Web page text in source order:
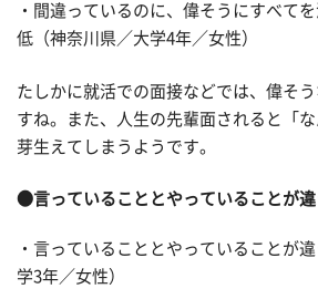
・間違っているのに、偉そうにすべて
低（神奈川県／大学4年／女性）
たしかに就活での面接などでは、偉そ
すね。また、人生の先輩面されると「
芽生えてしまうようです。
●言っていることとやっていることが違
・言っていることとやっていることが
学3年／女性）